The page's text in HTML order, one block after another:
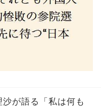
沙が語る「私は何も